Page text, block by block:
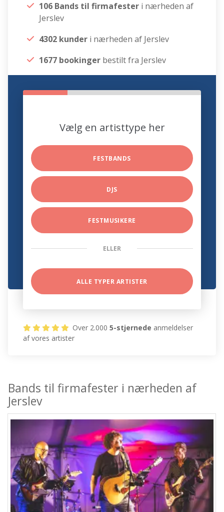
106 Bands til firmafester i nærheden af
Jerslev
4302 kunder i nærheden af Jerslev
1677 bookinger bestilt fra Jerslev
Vælg en artisttype her
FESTBANDS
DJS
FESTMUSIKERE
ELLER
ALLE TYPER ARTISTER
Over 2.0005-stjernede anmeldelser
af vores artister
Bands til firmafester i nærheden af
Jerslev